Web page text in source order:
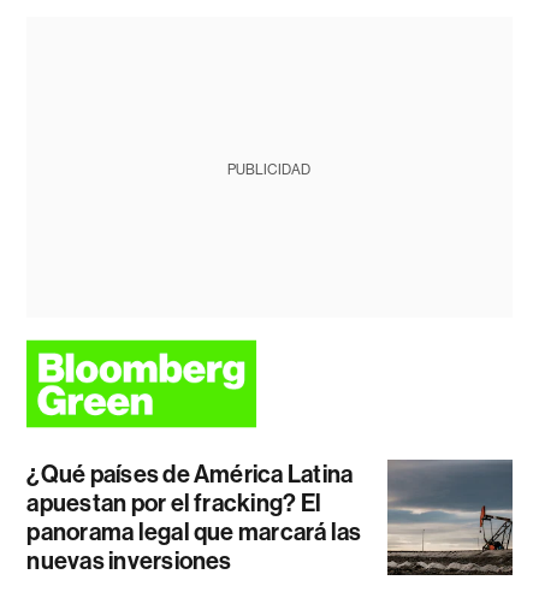
PUBLICIDAD
¿Qué países de América Latina
apuestan por el fracking? El
panorama legal que marcará las
nuevas inversiones